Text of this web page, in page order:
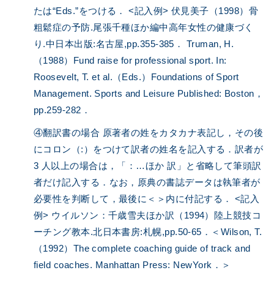
たは“Eds.”をつける． <記入例> 伏見美子（1998）骨
粗鬆症の予防.尾張千種ほか編中高年女性の健康づく
り.中日本出版:名古屋,pp.355-385． Truman, H.
（1988）Fund raise for professional sport. In:
Roosevelt, T. et al.（Eds.）Foundations of Sport
Management. Sports and Leisure Published: Boston，
pp.259-282．
④翻訳書の場合 原著者の姓をカタカナ表記し，その後
にコロン（:）をつけて訳者の姓名を記入する．訳者が
3 人以上の場合は，「：…ほか 訳」と省略して筆頭訳
者だけ記入する．なお，原典の書誌データは執筆者が
必要性を判断して，最後に＜＞内に付記する． <記入
例> ウイルソン：千歳雪夫ほか訳（1994）陸上競技コ
ーチング教本.北日本書房:札幌,pp.50-65．＜Wilson, T.
（1992）The complete coaching guide of track and
field coaches. Manhattan Press: NewYork．＞